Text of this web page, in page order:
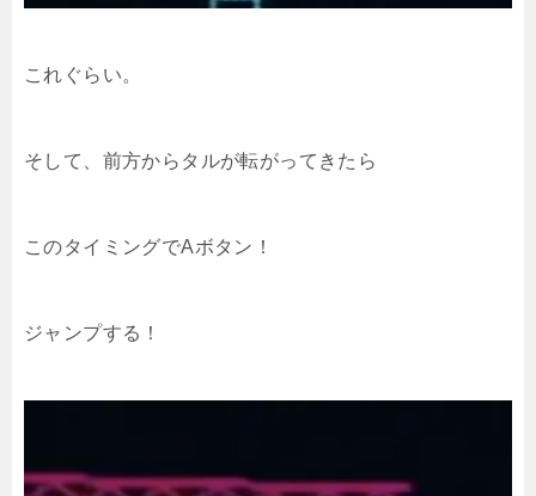
これぐらい。
そして、前方からタルが転がってきたら
このタイミングでAボタン！
ジャンプする！